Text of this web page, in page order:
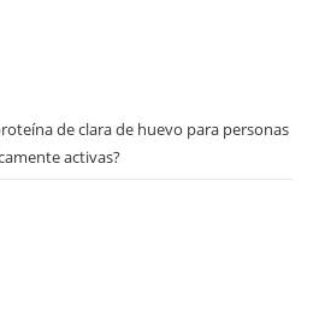
de clara de huevo para personas
activas?